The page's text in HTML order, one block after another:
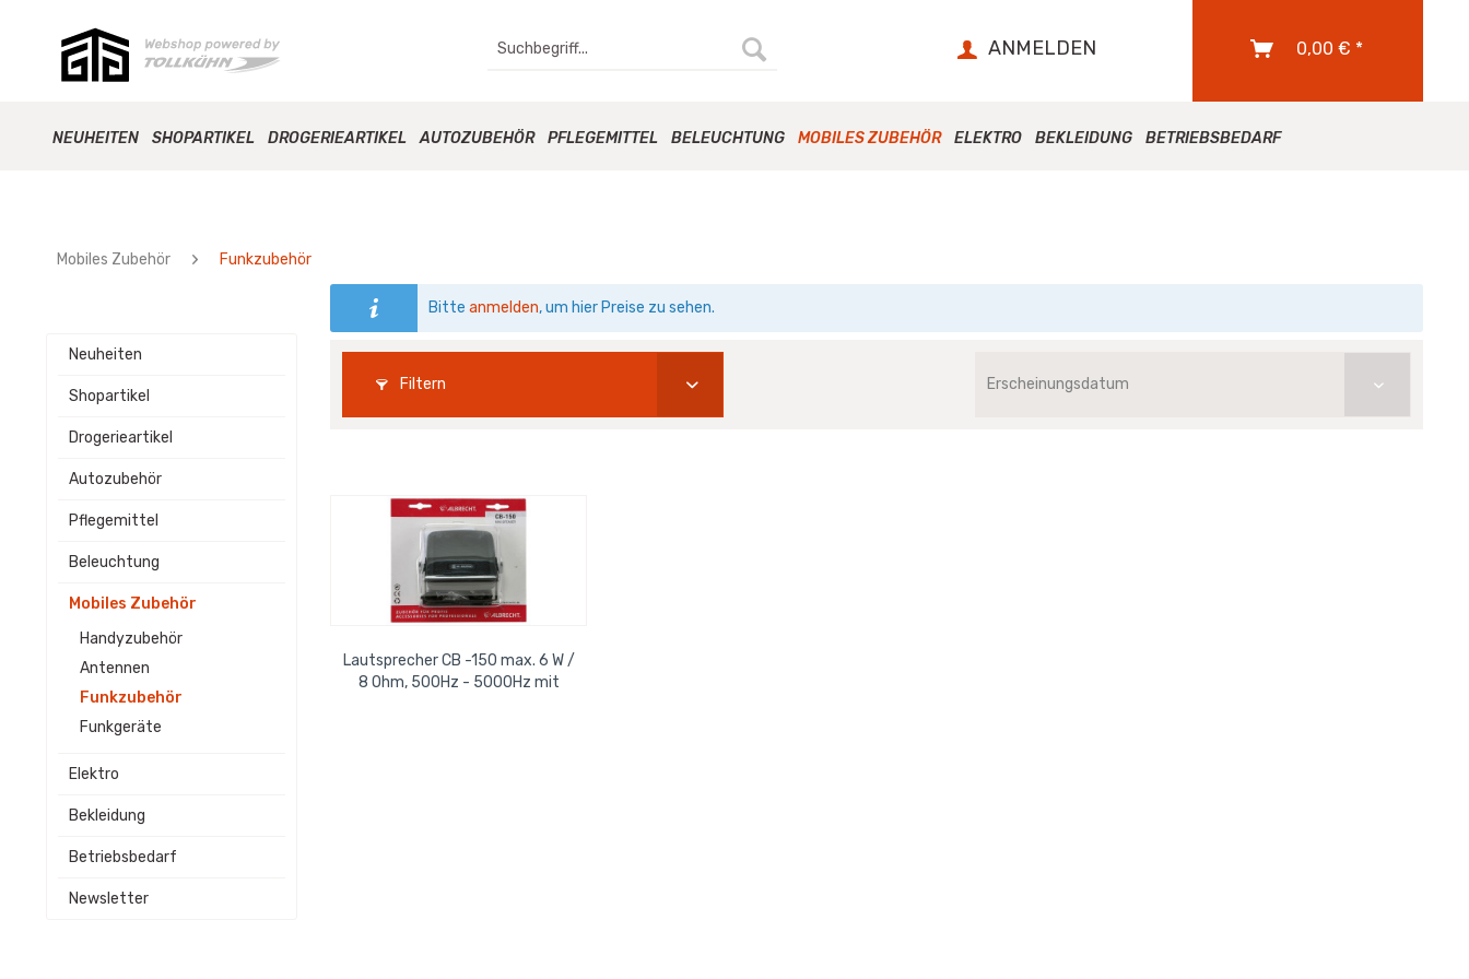
ANMELDEN 0,00 € *
NEUHEITEN SHOPARTIKEL DROGERIEARTIKEL AUTOZUBEHÖR PFLEGEMITTEL BELEUCHTUNG MOBILES ZUBEHÖR ELEKTRO BEKLEIDUNG BETRIEBSBEDARF
Mobiles Zubehör Funkzubehör
Neuheiten
Shopartikel
Drogerieartikel
Autozubehör
Pflegemittel
Beleuchtung
Mobiles Zubehör
Handyzubehör
Antennen
Funkzubehör
Funkgeräte
Elektro
Bekleidung
Betriebsbedarf
Newsletter
Bitte anmelden, um hier Preise zu sehen.
Filtern
Lautsprecher CB -150 max. 6 W /
8 Ohm, 500Hz - 5000Hz mit